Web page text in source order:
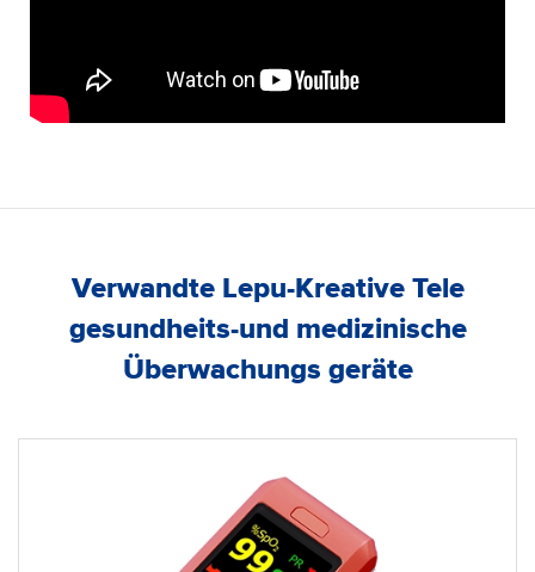
Verwandte Lepu-Kreative Tele
gesundheits-und medizinische
Überwachungs geräte